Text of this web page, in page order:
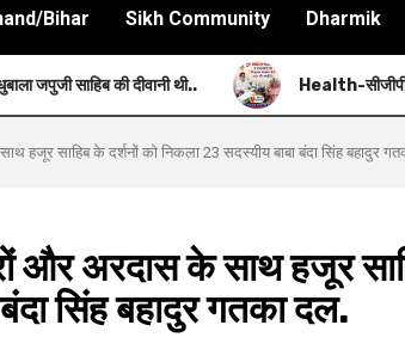
Bihar Sikh Community Dharmik
थी.. Health-सीजीपीसी द्वारा संचालित गुरु
साहिब के दर्शनों को निकला 23 सदस्यीय बाबा बंदा सिंह बहादुर
अरदास के साथ हजूर
सिंह बहादुर गतका दल.